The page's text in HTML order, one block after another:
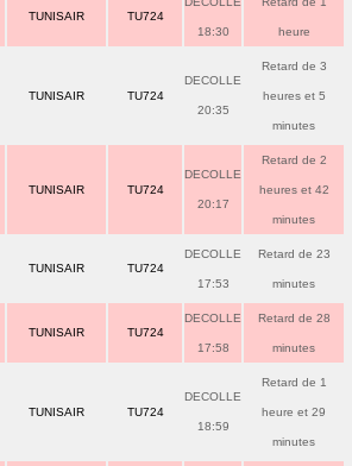
TUNISAIR TU724
18:30 heure
TUNISAIR TU724
DECOLLE
20:35
Retard de 3
heures et 5
minutes
TUNISAIR TU724
DECOLLE
20:17
Retard de 2
heures et 42
minutes
TUNISAIR TU724
DECOLLE
17:53
Retard de 23
minutes
TUNISAIR TU724
DECOLLE
17:58
Retard de 28
minutes
TUNISAIR TU724
DECOLLE
18:59
Retard de 1
heure et 29
minutes